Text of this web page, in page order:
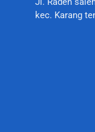
kec. Karang